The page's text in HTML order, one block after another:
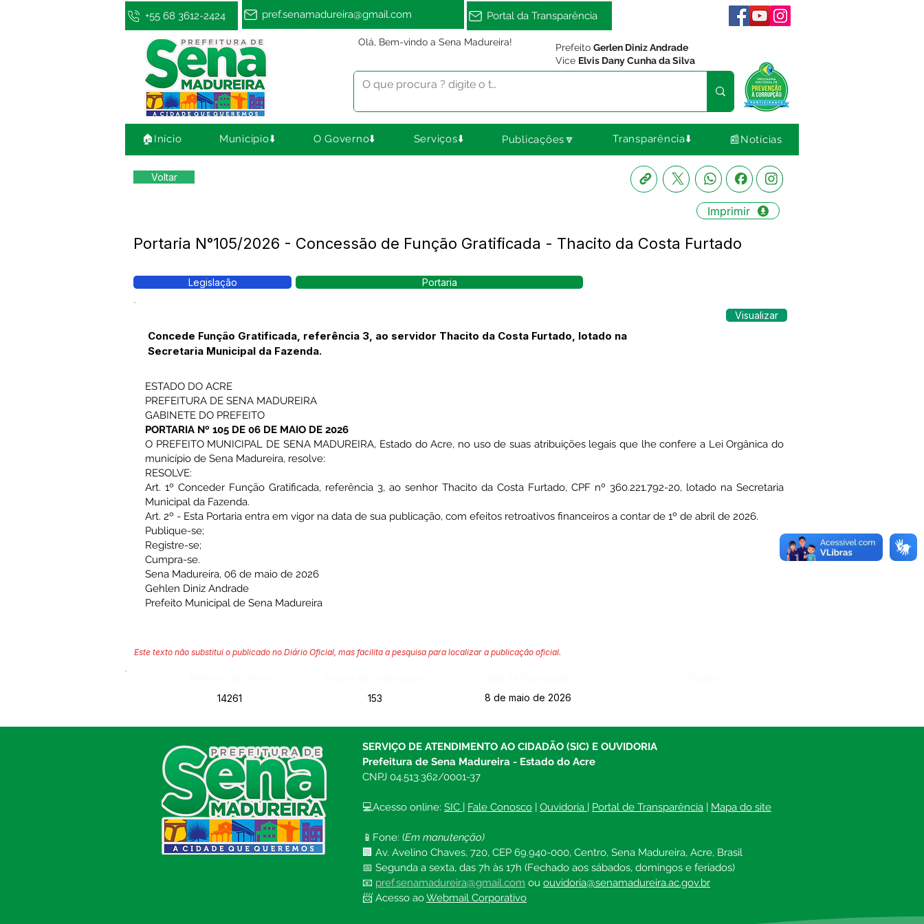
+55 68 3612-2424 pref.senamadureira@gmail.com Portal da Transparência
Olá, Bem-vindo a Sena Madureira! Prefeito Gerlen Diniz Andrade
Vice Elvis Dany Cunha da Silva
🏠Início Município⬇️ O Governo⬇️ Serviços⬇️ Publicações🔽 Transparência⬇️ 📰Notícias
Voltar
Imprimir
Portaria N°105/2026 - Concessão de Função Gratificada - Thacito da Costa Furtado
Legislação Portaria
Visualizar
Concede Função Gratificada, referência 3, ao servidor Thacito da Costa Furtado, lotado na
Secretaria Municipal da Fazenda.
ESTADO DO ACRE
PREFEITURA DE SENA MADUREIRA
GABINETE DO PREFEITO
PORTARIA Nº 105 DE 06 DE MAIO DE 2026
O PREFEITO MUNICIPAL DE SENA MADUREIRA, Estado do Acre, no uso de suas atribuições legais que lhe confere a Lei Orgânica do
município de Sena Madureira, resolve:
RESOLVE:
Art. 1º Conceder Função Gratificada, referência 3, ao senhor Thacito da Costa Furtado, CPF nº 360.221.792-20, lotado na Secretaria
Municipal da Fazenda.
Art. 2º - Esta Portaria entra em vigor na data de sua publicação, com efeitos retroativos financeiros a contar de 1º de abril de 2026.
Publique-se;
Registre-se;
Cumpra-se.
Sena Madureira, 06 de maio de 2026
Gehlen Diniz Andrade
Prefeito Municipal de Sena Madureira
Este texto não substitui o publicado no Diário Oficial, mas facilita a pesquisa para localizar a publicação oficial.
14261
153 8 de maio de 2026
CIDADÃO (SIC) E OUVIDORIA
Prefeitura de Sena Madureira
CNPJ 04.513.362/0001-37
Av. Avelino Chaves, n° 720, 69940-
Sena Madureira, Acre, Brasil
SERVIÇO DE ATENDIMENTO AO CIDADÃO (SIC) E OUVIDORIA
Prefeitura de Sena Madureira - Estado do Acre
CNPJ 04.513.362/0001-37
💻Acesso online: SIC | Fale Conosco | Ouvidoria | Portal de Transparência | Mapa do site
📱Fone: (Em manutenção)
🏢 Av. Avelino Chaves, 720, CEP 69.940-000, Centro, Sena Madureira, Acre, Brasil
📅 Segunda a sexta, das 7h às 17h (Fechado aos sábados, domingos e feriados)
📧 pref.senamadureira@gmail.com ou ouvidoria@senamadureira.ac.gov.br
📨 Acesso ao Webmail Corporativo